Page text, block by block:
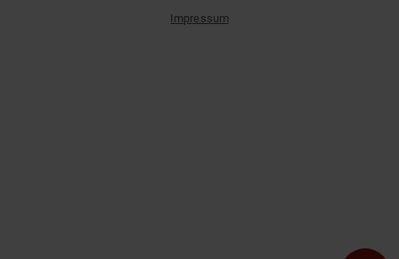
Impressum